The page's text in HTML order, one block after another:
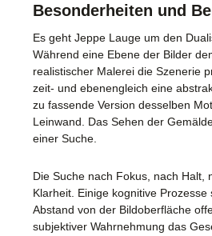
Besonderheiten und
Es geht Jeppe Lauge um den
Während eine Ebene der Bilder
realistischer Malerei die Szenerie
zeit- und ebenengleich eine
zu fassende Version desselben
Leinwand. Das Sehen der
einer Suche.
Die Suche nach Fokus, nach Halt,
Klarheit. Einige kognitive
Abstand von der Bildoberfläche
subjektiver Wahrnehmung das